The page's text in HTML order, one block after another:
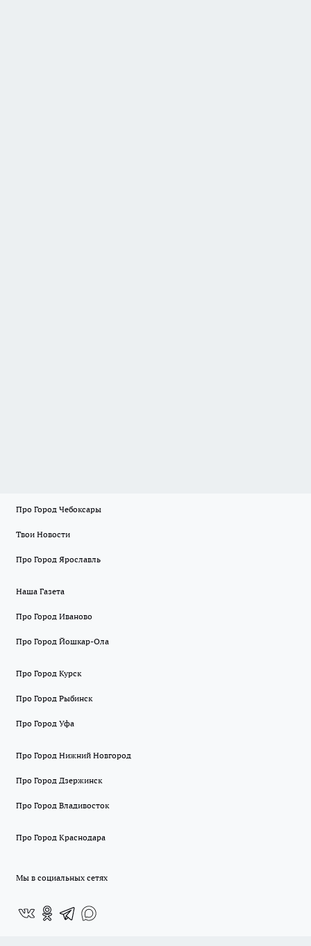
Про Город Чебоксары
Твои Новости
Про Город Ярославль
Наша Газета
Про Город Иваново
Про Город Йошкар-Ола
Про Город Курск
Про Город Рыбинск
Про Город Уфа
Про Город Нижний Новгород
Про Город Дзержинск
Про Город Владивосток
Про Город Краснодара
Мы в социальных сетях